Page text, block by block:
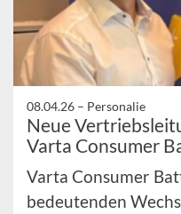
08.04.26 – Personalie
Neue
Varta Consumer
Varta Consumer
bedeutenden